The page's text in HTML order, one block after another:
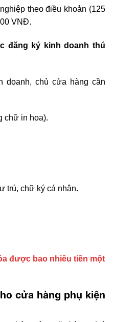
theo điều khoản (125
VNĐ.
đăng ký kinh doanh thú
doanh, chủ cửa hàng cần
chữ in hoa).
trú, chữ ký cá nhân.
được bao nhiêu tiền một
cửa hàng phụ kiện